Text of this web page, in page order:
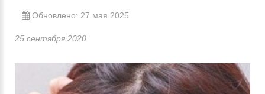
Обновлено: 27 мая 2025
25 сентября 2020